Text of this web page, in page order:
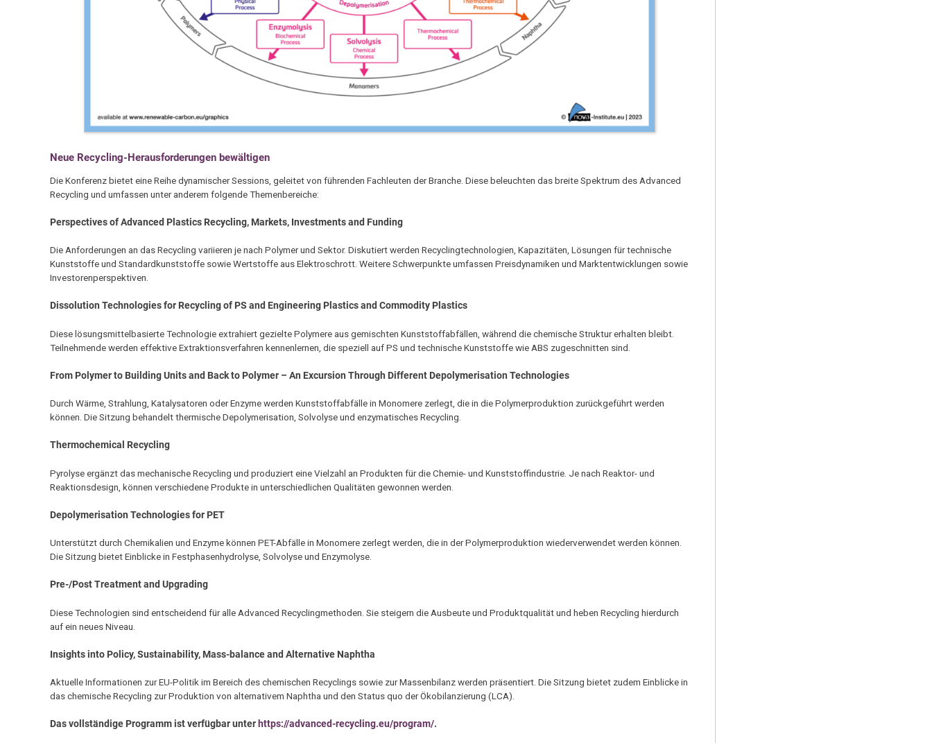
Neue Recycling-Herausforderungen bewältigen
Die Konferenz bietet eine Reihe dynamischer Sessions, geleitet von führenden Fachleuten der Branche. Diese beleuchten das breite Spektrum des Advanced
Recycling und umfassen unter anderem folgende Themenbereiche:
Perspectives of Advanced Plastics Recycling, Markets, Investments and Funding
Die Anforderungen an das Recycling variieren je nach Polymer und Sektor. Diskutiert werden Recyclingtechnologien, Kapazitäten, Lösungen für technische
Kunststoffe und Standardkunststoffe sowie Wertstoffe aus Elektroschrott. Weitere Schwerpunkte umfassen Preisdynamiken und Marktentwicklungen sowie
Investorenperspektiven.
Dissolution Technologies for Recycling of PS and Engineering Plastics and Commodity Plastics
Diese lösungsmittelbasierte Technologie extrahiert gezielte Polymere aus gemischten Kunststoffabfällen, während die chemische Struktur erhalten bleibt.
Teilnehmende werden effektive Extraktionsverfahren kennenlernen, die speziell auf PS und technische Kunststoffe wie ABS zugeschnitten sind.
From Polymer to Building Units and Back to Polymer – An Excursion Through Different Depolymerisation Technologies
Durch Wärme, Strahlung, Katalysatoren oder Enzyme werden Kunststoffabfälle in Monomere zerlegt, die in die Polymerproduktion zurückgeführt werden
können. Die Sitzung behandelt thermische Depolymerisation, Solvolyse und enzymatisches Recycling.
Thermochemical Recycling
Pyrolyse ergänzt das mechanische Recycling und produziert eine Vielzahl an Produkten für die Chemie- und Kunststoffindustrie. Je nach Reaktor- und
Reaktionsdesign, können verschiedene Produkte in unterschiedlichen Qualitäten gewonnen werden.
Depolymerisation Technologies for PET
Unterstützt durch Chemikalien und Enzyme können PET-Abfälle in Monomere zerlegt werden, die in der Polymerproduktion wiederverwendet werden können.
Die Sitzung bietet Einblicke in Festphasenhydrolyse, Solvolyse und Enzymolyse.
Pre-/Post Treatment and Upgrading
Diese Technologien sind entscheidend für alle Advanced Recyclingmethoden. Sie steigern die Ausbeute und Produktqualität und heben Recycling hierdurch
auf ein neues Niveau.
Insights into Policy, Sustainability, Mass-balance and Alternative Naphtha
Aktuelle Informationen zur EU-Politik im Bereich des chemischen Recyclings sowie zur Massenbilanz werden präsentiert. Die Sitzung bietet zudem Einblicke in
das chemische Recycling zur Produktion von alternativem Naphtha und den Status quo der Ökobilanzierung (LCA).
Das vollständige Programm ist verfügbar unter https://advanced-recycling.eu/program/.